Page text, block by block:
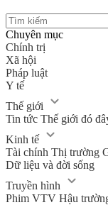
Chuyên mục
Chính trị
Xã hội
Pháp luật
Y tế
Thế giới
Tin tức Thế giới đó
Kinh tế
Tài chính Thị trường
Dữ liệu và đời sống
Truyền hình
Phim VTV Hậu